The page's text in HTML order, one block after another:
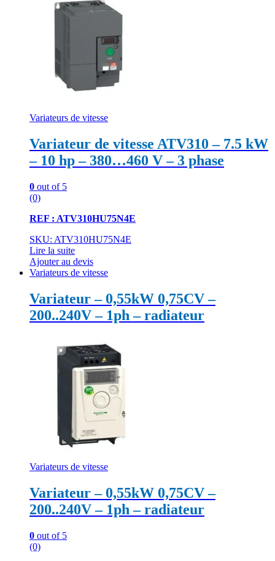
Variateurs de vitesse
Variateur de vitesse ATV310 – 7.5 kW
– 10 hp – 380…460 V – 3 phase
0 out of 5
(0)
REF : ATV310HU75N4E
SKU: ATV310HU75N4E
Lire la suite
Ajouter au devis
Variateurs de vitesse
Variateur – 0,55kW 0,75CV –
200..240V – 1ph – radiateur
Variateurs de vitesse
Variateur – 0,55kW 0,75CV –
200..240V – 1ph – radiateur
0 out of 5
(0)